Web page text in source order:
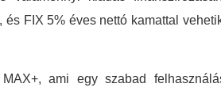
és FIX 5% éves nettó kamattal
ami egy szabad